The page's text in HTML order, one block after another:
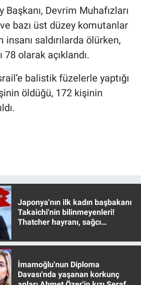
Devrim Muhafızları
bazı üst düzey komutanlar
saldırılarda ölürken,
olarak açıklandı.
balistik füzelerle yaptığı
öldüğü, 172 kişinin
Japonya'nın ilk kadın başbakanı
Takaichi'nin bilinmeyenleri!
Thatcher hayranı, sağcı
İmamoğlu'nun Diploma
Davası'nda yaşanan korkunç